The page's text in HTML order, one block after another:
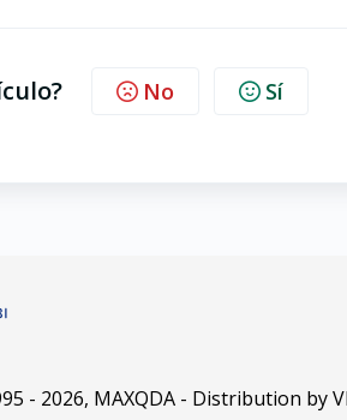
No Sí
- 2026, MAXQDA - Distribution by